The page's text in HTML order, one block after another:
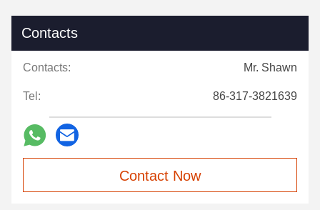
Contacts
Contacts: Mr. Shawn
Tel: 86-317-3821639
Contact Now